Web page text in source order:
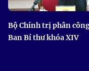
Bộ Chính trị phân
Ban Bí thư khóa XIV